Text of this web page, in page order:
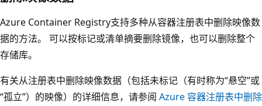
Azure Container Registry支持多种从容器注册表中删除映像数
据的方法。 可以按标记或清单摘要删除镜像，也可以删除整个
存储库。
有关从注册表中删除映像数据（包括未标记（有时称为“悬空”或
“孤立”）的映像）的详细信息，请参阅 Azure 容器注册表中删除